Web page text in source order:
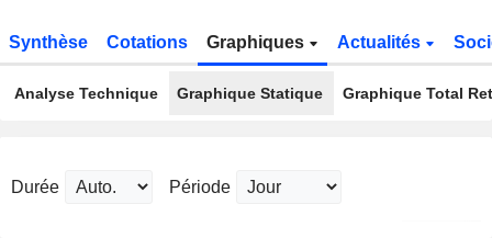
Synthèse Cotations Graphiques Actualités
Analyse Technique Graphique Statique Graphique Total
Durée Période